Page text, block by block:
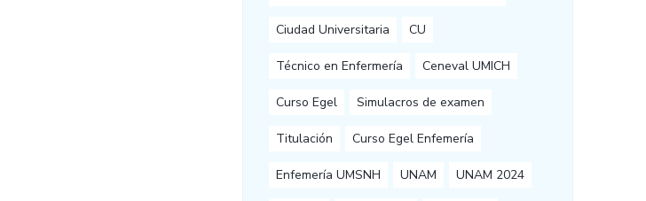
Ciudad Universitaria CU
Técnico en Enfermería Ceneval UMICH
Curso Egel Simulacros de examen
Titulación Curso Egel Enfemería
Enfemería UMSNH UNAM UNAM 2024